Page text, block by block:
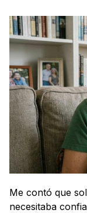
Me contó que
necesitaba